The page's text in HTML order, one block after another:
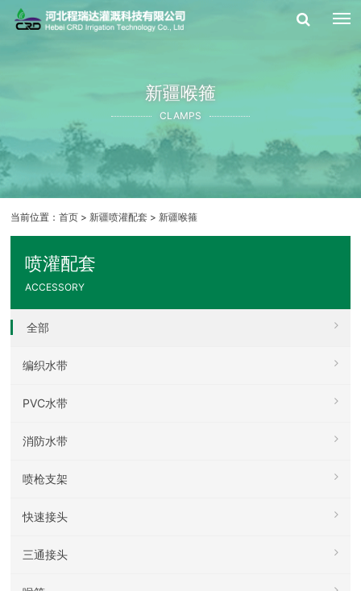
新疆喉箍
CLAMPS
当前位置：首页 > 新疆喷灌配套 > 新疆喉箍
喷灌配套
ACCESSORY
全部
编织水带
PVC水带
消防水带
喷枪支架
快速接头
三通接头